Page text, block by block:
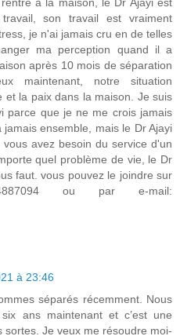
son travail est vraiment
je n'ai jamais cru en de telles
ma perception quand il a
après 10 mois de séparation
maintenant, notre situation
et la paix dans la maison. Je suis
parce que je ne me crois jamais
ensemble, mais le Dr Ajayi
avez besoin du service d'un
quel problème de vie, le Dr
faut. vous pouvez le joindre sur
ou par e-mail:
à 23:46
séparés récemment. Nous
ans maintenant et c’est une
sortes. Je veux me résoudre moi-